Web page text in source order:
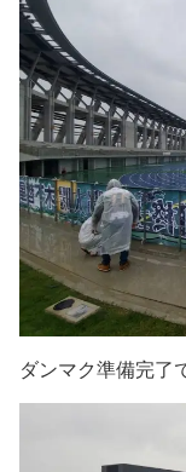
ダンマク準備完了